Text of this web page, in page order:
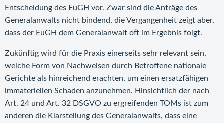
Entscheidung des EuGH vor. Zwar sind die Anträge des
Generalanwalts nicht bindend, die Vergangenheit zeigt aber,
dass der EuGH dem Generalanwalt oft im Ergebnis folgt.
Zukünftig wird für die Praxis einerseits sehr relevant sein,
welche Form von Nachweisen durch Betroffene nationale
Gerichte als hinreichend erachten, um einen ersatzfähigen
immateriellen Schaden anzunehmen. Hinsichtlich der nach
Art. 24 und Art. 32 DSGVO zu ergreifenden TOMs ist zum
anderen die Klarstellung des Generalanwalts, dass eine